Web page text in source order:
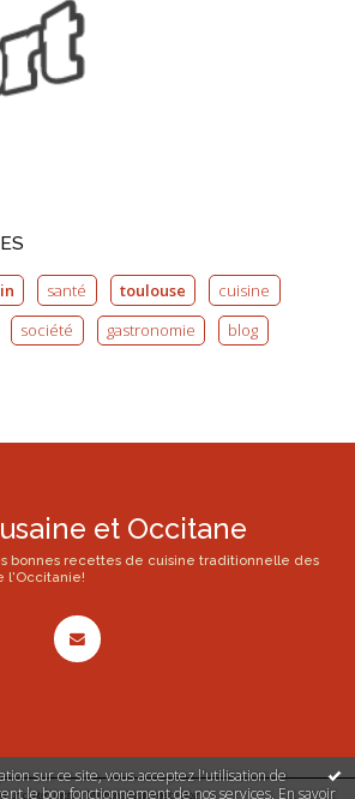
sur ce site, vous acceptez l'utilisation de
le bon fonctionnement de nos services. En savoir
santé toulouse
cuisine
société gastronomie blog
et Occitane
bonnes recettes de cuisine traditionnelle des
l'Occitanie!
un contenu illicite|Mentions légales de ce blog